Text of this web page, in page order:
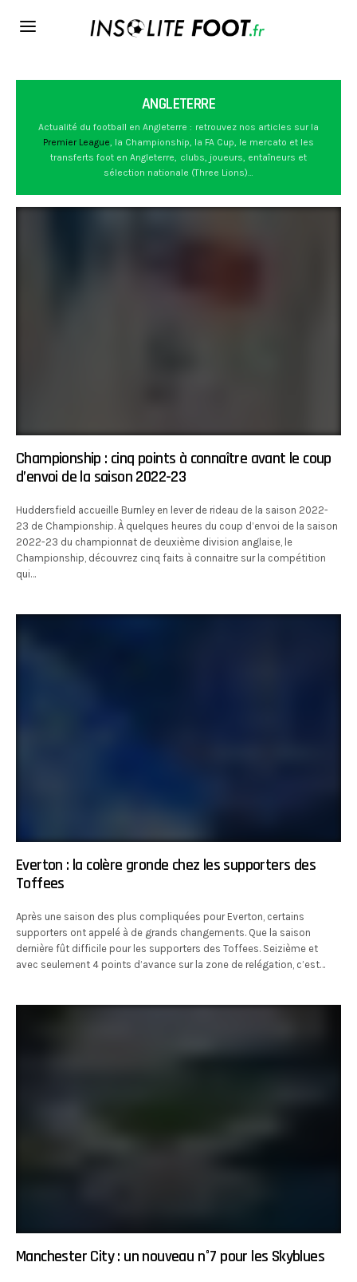
ANGLETERRE
Actualité du football en Angleterre : retrouvez nos articles sur la
Premier League, la Championship, la FA Cup, le mercato et les
transferts foot en Angleterre, clubs, joueurs, entaîneurs et
sélection nationale (Three Lions)…
Championship : cinq points à connaître avant le coup
d’envoi de la saison 2022-23
Huddersfield accueille Burnley en lever de rideau de la saison 2022-
23 de Championship. À quelques heures du coup d’envoi de la saison
2022-23 du championnat de deuxième division anglaise, le
Championship, découvrez cinq faits à connaitre sur la compétition
qui…
Everton : la colère gronde chez les supporters des
Toffees
Après une saison des plus compliquées pour Everton, certains
supporters ont appelé à de grands changements. Que la saison
dernière fût difficile pour les supporters des Toffees. Seizième et
avec seulement 4 points d’avance sur la zone de relégation, c’est…
Manchester City : un nouveau n°7 pour les Skyblues